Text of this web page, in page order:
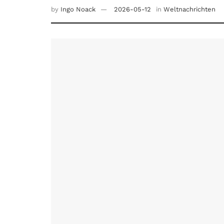
by Ingo Noack 2026-05-12 in Weltnachrichten